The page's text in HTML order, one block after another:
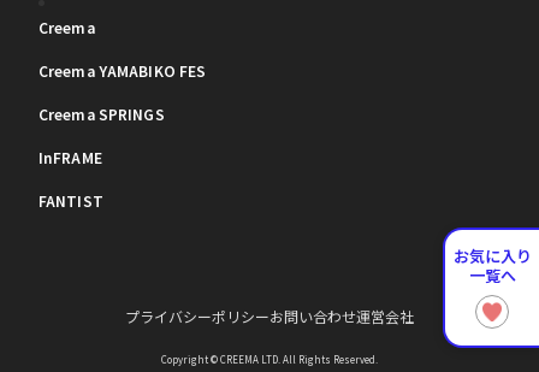
お気に入り
一覧へ
Creema
Creema YAMABIKO FES
Creema SPRINGS
InFRAME
FANTIST
プライバシーポリシーお問い合わせ運営会社
Copyright © CREEMA LTD. All Rights Reserved.